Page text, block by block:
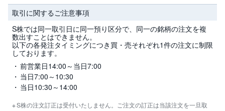
取
引
C
F
D
(
く
り
っ
く
株
3
5)
S株（単元未満株）
テーマ投資
ETF・ETN
REIT
取引に関するご注意事項
S株では同一取引日に同一預り区分で、同一の銘柄の注文を複
数出すことはできません。
以下の各発注タイミングにつき買・売それぞれ1件の注文に制限
しております。
前営業日14:00～当日7:00
当日7:00～10:30
当日10:30～14:00
S株の注文訂正は受付いたしません。ご注文の訂正は当該注文を一旦取